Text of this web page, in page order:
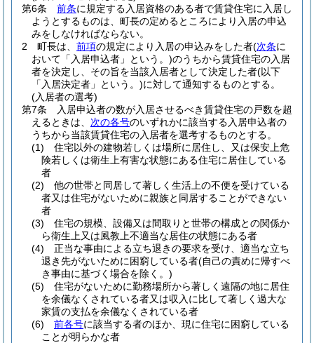
第6条
前条に規定する入居資格のある者で賃貸住宅に入居し
ようとするものは、町長の定めるところにより入居の申込
みをしなければならない。
2
町長は、 前項の規定により入居の申込みをした者(次条に
おいて「入居申込者」という。)のうちから賃貸住宅の入居
者を決定し、その旨を当該入居者として決定した者(以下
「入居決定者」という。)に対して通知するものとする。
(入居者の選考)
第7条
入居申込者の数が入居させるべき賃貸住宅の戸数を超
えるときは、 次の各号のいずれかに該当する入居申込者の
うちから当該賃貸住宅の入居者を選考するものとする。
(1)
住宅以外の建物若しくは場所に居住し、又は保安上危
険若しくは衛生上有害な状態にある住宅に居住している
者
(2)
他の世帯と同居して著しく生活上の不便を受けている
者又は住宅がないために親族と同居することができない
者
(3)
住宅の規模、設備又は間取りと世帯の構成との関係か
ら衛生上又は風教上不適当な居住の状態にある者
(4)
正当な事由による立ち退きの要求を受け、適当な立ち
退き先がないために困窮している者(自己の責めに帰すべ
き事由に基づく場合を除く。)
(5)
住宅がないために勤務場所から著しく遠隔の地に居住
を余儀なくされている者又は収入に比して著しく過大な
家賃の支払を余儀なくされている者
(6)
前各号に該当する者のほか、現に住宅に困窮している
ことが明らかな者